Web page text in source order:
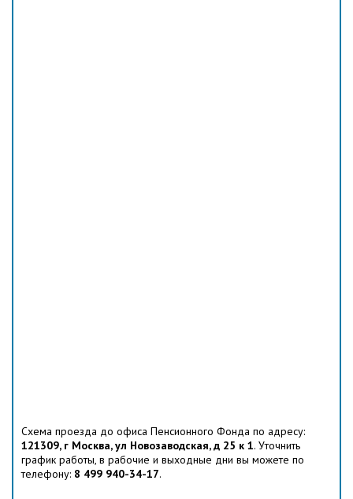
Схема проезда до офиса Пенсионного Фонда по адресу:
121309, г Москва, ул Новозаводская, д 25 к 1. Уточнить
график работы, в рабочие и выходные дни вы можете по
телефону: 8 499 940-34-17.